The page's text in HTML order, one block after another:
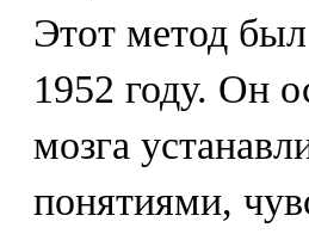
Этот метод
1952 году. Он
мозга
понятиями,